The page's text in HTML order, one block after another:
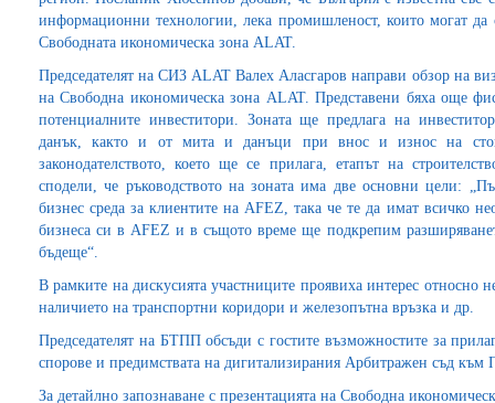
информационни технологии, лека промишленост, които могат да
Свободната икономическа зона ALAT.
Председателят на СИЗ ALAT Валех Аласгаров направи обзор на
на Свободна икономическа зона ALAT. Представени бяха още
потенциалните инвеститори. Зоната ще предлага на
данък, както и от мита и данъци при внос и износ на
законодателството, което ще се прилага, етапът на
сподели, че ръководството на зоната има две основни цели:
бизнес среда за клиентите на AFEZ, така че те да имат всичко
бизнеса си в AFEZ и в същото време ще подкрепим
бъдеще“.
В рамките на дискусията участниците проявиха интерес относно
наличието на транспортни коридори и железопътна връзка и др.
Председателят на БТПП обсъди с гостите възможностите за
спорове и предимствата на дигитализирания Арбитражен съд към
За детайлно запознаване с презентацията на Свободна